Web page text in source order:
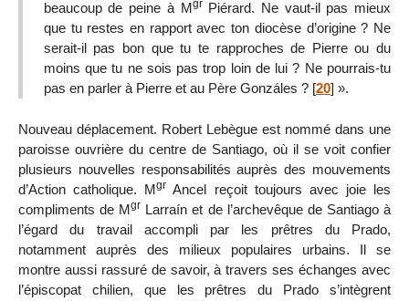
beaucoup de peine à Mgr Piérard. Ne vaut-il pas mieux
que tu restes en rapport avec ton diocèse d’origine ? Ne
serait-il pas bon que tu te rapproches de Pierre ou du
moins que tu ne sois pas trop loin de lui ? Ne pourrais-tu
pas en parler à Pierre et au Père Gonzáles ?[20] ».
Nouveau déplacement. Robert Lebègue est nommé dans une
paroisse ouvrière du centre de Santiago, où il se voit confier
plusieurs nouvelles responsabilités auprès des mouvements
d’Action catholique. Mgr Ancel reçoit toujours avec joie les
compliments de Mgr Larraín et de l’archevêque de Santiago à
l’égard du travail accompli par les prêtres du Prado,
notamment auprès des milieux populaires urbains. Il se
montre aussi rassuré de savoir, à travers ses échanges avec
l’épiscopat chilien, que les prêtres du Prado s’intègrent